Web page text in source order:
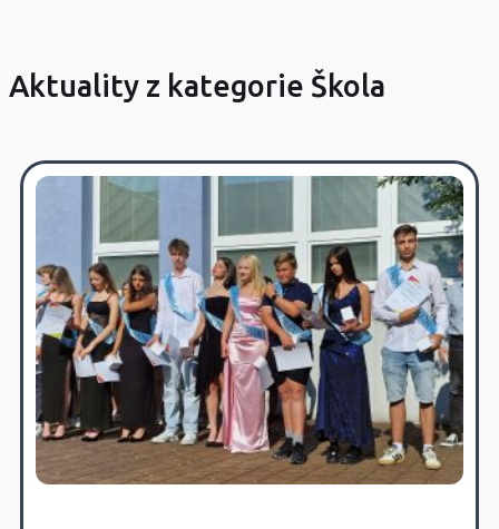
Aktuality z kategorie Škola